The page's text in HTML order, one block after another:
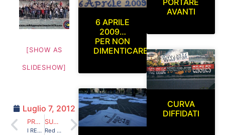
[SHOW AS
SLIDESHOW]
Luglio 7, 2012
PRECEDENTE
I RED BLUE EAGLES L’AQUILA 1978 A SOSTEGNO DEI BAMBINI COLPITI DAL TERREMOTO IN EMILIA
SUCCESSIVO
Red Blue Eagles L’Aquila 1978 in curva sud.L’Aquila-Gavorrano (trentottesima giornata del campionato di lega pro serie C2 Gir.B) Mercoledì 25/04/2012
6 APRILE
2009…
PER NON
DIMENTICARE
PORTARE
AVANTI
CURVA
DIFFIDATI